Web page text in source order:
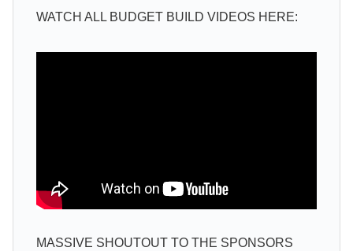
WATCH ALL BUDGET BUILD VIDEOS HERE:
MASSIVE SHOUTOUT TO THE SPONSORS